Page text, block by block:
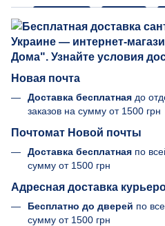
Новая почта
Доставка бесплатная до
заказов на сумму от 1500 грн
Почтомат Новой почты
Доставка бесплатная по
сумму от 1500 грн
Адресная доставка
Бесплатно до дверей по
сумму от 1500 грн